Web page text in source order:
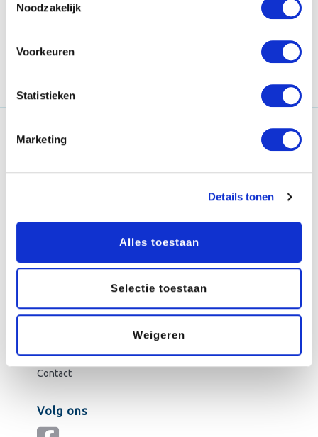
Noodzakelijk
Voorkeuren
Statistieken
Marketing
Details tonen
Alles toestaan
Selectie toestaan
Weigeren
Stageovereenkomst 29.
3.
29.-
Aanmelden
Gebruiksvoorwaarden
Privacy en Cookie Verklaring
Disclaimer en Copyright
Contact
Volg ons